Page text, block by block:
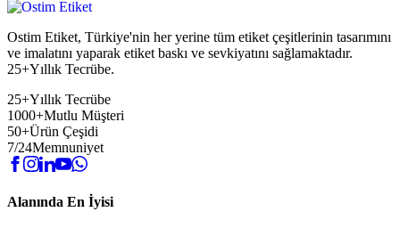
Ostim Etiket, Türkiye'nin her yerine tüm etiket çeşitlerinin tasarımını
ve imalatını yaparak etiket baskı ve sevkiyatını sağlamaktadır.
25+Yıllık Tecrübe.
25+Yıllık Tecrübe
1000+Mutlu Müşteri
50+Ürün Çeşidi
7/24Memnuniyet
Alanında En İyisi